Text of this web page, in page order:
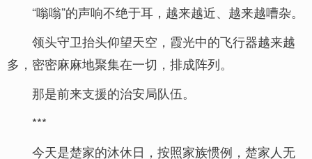
“嗡嗡”的声响不绝于耳，越来越近、越来越嘈杂。
领头守卫抬头仰望天空，霞光中的飞行器越来越
多，密密麻麻地聚集在一切，排成阵列。
那是前来支援的治安局队伍。
***
今天是楚家的沐休日，按照家族惯例，楚家人无